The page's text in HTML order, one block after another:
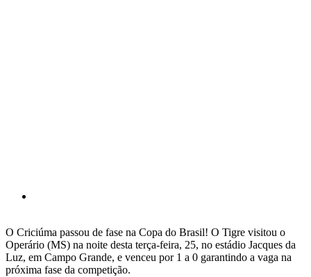
O Criciúma passou de fase na Copa do Brasil! O Tigre visitou o
Operário (MS) na noite desta terça-feira, 25, no estádio Jacques da
Luz, em Campo Grande, e venceu por 1 a 0 garantindo a vaga na
próxima fase da competição.